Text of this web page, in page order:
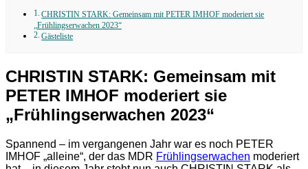
CHRISTIN STARK: Gemeinsam mit PETER IMHOF moderiert sie
„Frühlingserwachen 2023“
Gästeliste
CHRISTIN STARK: Gemeinsam mit
PETER IMHOF moderiert sie
„Frühlingserwachen 2023“
Spannend – im vergangenen Jahr war es noch PETER
IMHOF „alleine“, der das MDR Frühlingserwachen moderiert